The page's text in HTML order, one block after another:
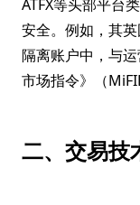
ATFX等头部平台
安全。例如，其
隔离账户中，与
市场指令》（
二、交易技